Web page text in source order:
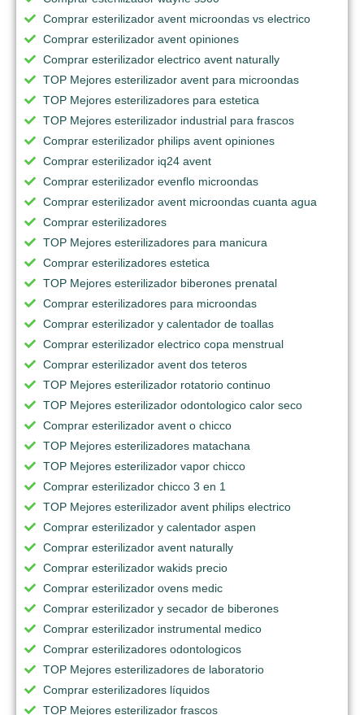
Comprar esterilizador avent microondas vs electrico
Comprar esterilizador avent opiniones
Comprar esterilizador electrico avent naturally
TOP Mejores esterilizador avent para microondas
TOP Mejores esterilizadores para estetica
TOP Mejores esterilizador industrial para frascos
Comprar esterilizador philips avent opiniones
Comprar esterilizador iq24 avent
Comprar esterilizador evenflo microondas
Comprar esterilizador avent microondas cuanta agua
Comprar esterilizadores
TOP Mejores esterilizadores para manicura
Comprar esterilizadores estetica
TOP Mejores esterilizador biberones prenatal
Comprar esterilizadores para microondas
Comprar esterilizador y calentador de toallas
Comprar esterilizador electrico copa menstrual
Comprar esterilizador avent dos teteros
TOP Mejores esterilizador rotatorio continuo
TOP Mejores esterilizador odontologico calor seco
Comprar esterilizador avent o chicco
TOP Mejores esterilizadores matachana
TOP Mejores esterilizador vapor chicco
Comprar esterilizador chicco 3 en 1
TOP Mejores esterilizador avent philips electrico
Comprar esterilizador y calentador aspen
Comprar esterilizador avent naturally
Comprar esterilizador wakids precio
Comprar esterilizador ovens medic
Comprar esterilizador y secador de biberones
Comprar esterilizador instrumental medico
Comprar esterilizadores odontologicos
TOP Mejores esterilizadores de laboratorio
Comprar esterilizadores líquidos
TOP Mejores esterilizador frascos